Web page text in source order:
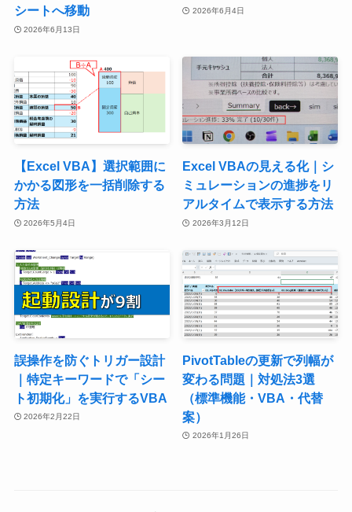
シートへ移動
2026年6月13日
2026年6月4日
【Excel VBA】選択範囲に
かかる図形を一括削除する
方法
2026年5月4日
Excel VBAの見える化｜シ
ミュレーションの進捗をリ
アルタイムで表示する方法
2026年3月12日
誤操作を防ぐトリガー設計
｜特定キーワードで「シー
ト初期化」を実行するVBA
2026年2月22日
PivotTableの更新で列幅が
変わる問題｜対処法3選
（標準機能・VBA・代替
案）
2026年1月26日